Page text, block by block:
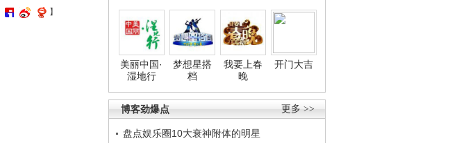
美丽中国·
湿地行
梦想星搭
档
我要上春
晚
开门大吉
更多 >>
博客劲爆点
盘点娱乐圈10大衰神附体的明星
】